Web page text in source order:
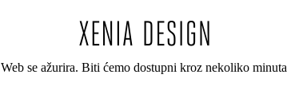
Web se ažurira. Biti ćemo dostupni kroz nekoliko minuta